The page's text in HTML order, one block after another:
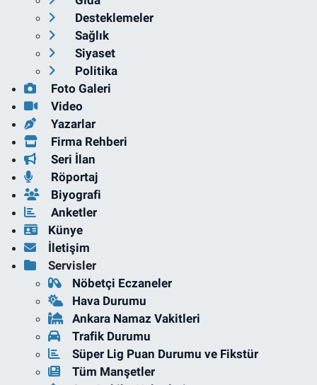
Desteklemeler
Sağlık
Siyaset
Politika
Foto Galeri
Video
Yazarlar
Firma Rehberi
Seri İlan
Röportaj
Biyografi
Anketler
Künye
İletişim
Servisler
Nöbetçi Eczaneler
Hava Durumu
Ankara Namaz Vakitleri
Trafik Durumu
Süper Lig Puan Durumu ve Fikstür
Tüm Manşetler